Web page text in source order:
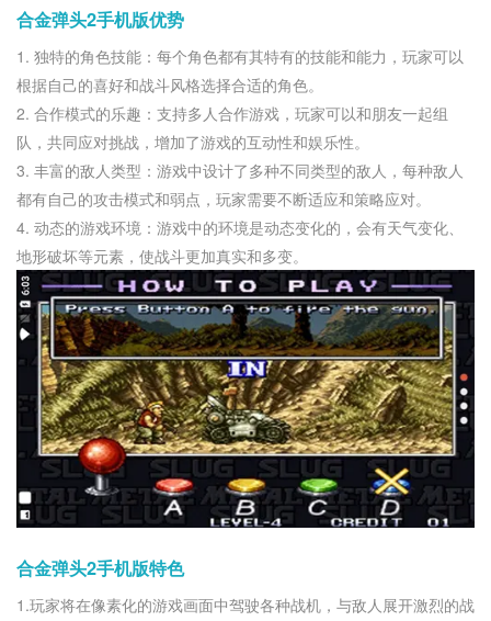
合金弹头2手机版优势
1. 独特的角色技能：每个角色都有其特有的技能和能力，玩家可以
根据自己的喜好和战斗风格选择合适的角色。
2. 合作模式的乐趣：支持多人合作游戏，玩家可以和朋友一起组
队，共同应对挑战，增加了游戏的互动性和娱乐性。
3. 丰富的敌人类型：游戏中设计了多种不同类型的敌人，每种敌人
都有自己的攻击模式和弱点，玩家需要不断适应和策略应对。
4. 动态的游戏环境：游戏中的环境是动态变化的，会有天气变化、
地形破坏等元素，使战斗更加真实和多变。
合金弹头2手机版特色
1.玩家将在像素化的游戏画面中驾驶各种战机，与敌人展开激烈的战